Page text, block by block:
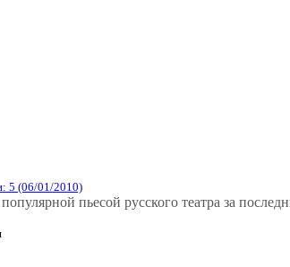
5 (06/01/2010)
пьесой русского театра за